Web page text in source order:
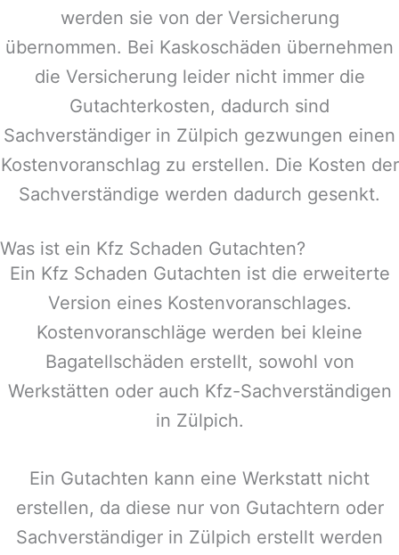
werden sie von der Versicherung
übernommen. Bei Kaskoschäden übernehmen
die Versicherung leider nicht immer die
Gutachterkosten, dadurch sind
Sachverständiger in Zülpich gezwungen einen
Kostenvoranschlag zu erstellen. Die Kosten der
Sachverständige werden dadurch gesenkt.
Was ist ein Kfz Schaden Gutachten?
Ein Kfz Schaden Gutachten ist die erweiterte
Version eines Kostenvoranschlages.
Kostenvoranschläge werden bei kleine
Bagatellschäden erstellt, sowohl von
Werkstätten oder auch Kfz-Sachverständigen
in Zülpich.
Ein Gutachten kann eine Werkstatt nicht
erstellen, da diese nur von Gutachtern oder
Sachverständiger in Zülpich erstellt werden